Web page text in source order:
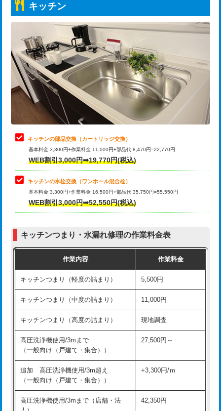
給水管工事※（ホール加工)
給水管工事※（バンド止め) 3,300円
給水管工事※（支持金具設置) 5,500円
給水管工事※（保温材使用（バンド止
め込み）)
5,500円
給水管工事※（土の掘削・埋め戻し作
11,000円
給水管工事※（塩ビ管（VP・HI）使
用/3ｍまで)
給水管工事※（塩ビ管（VP・HI）使
用（追加）/3ｍ超え)
給水管工事※（ライニング鋼管・銅
管・ポリ管・HT管使用/3ｍまで)
44,000円
管・ポリ管・HT管使用/3ｍ超え)
排水管工事（土の掘削・埋め戻し作
11,000円~
排水管工事（排水管工事/3ｍまで） 55,000円
排水管工事（追加 排水管工事/3ｍ超
+11,000円
マス交換（深さ50㎝未満）
マス交換（深さ50㎝以上） 66,000円
コンクリート斫り（厚さ10㎝まで）
トーラー機使用/3mまで
追加トーラー機使用/3m超え +3,300円
カメラ調査 33,000円
桝清掃 8,800円
止水・漏水調査・防水処理・清掃・修
理・調整・分解・加工など（軽作業）
11,000円
止水・漏水調査・防水処理・清掃・修
理・調整・分解・加工など（中作業）
22,000円
止水・漏水調査・防水処理・清掃・修
理・調整・分解・加工など（重作業）
33,000円
お風呂タンク脱着
その他部品の脱着
式・ワンホール）)
交換・取付(排水栓・排水トラップ
22,000円+材料費
持込商品取付（単水栓）
持込商品取付（混合水栓） 16,500円
キッチン
キッチンの部品交換（カートリッジ交換）
基本料金 3,300円+作業料金 11,000円+部品代 8,470円=22,770円
WEB割引3,000円➡19,770円(税込)
キッチンの水栓交換（ワンホール混合栓）
基本料金 3,300円+作業料金 16,500円+部品代 35,750円=55,550円
WEB割引3,000円➡52,550円(税込)
キッチンつまり・水漏れ修理の作業料金表
作業内容 作業料金
キッチンつまり（軽度の詰まり） 5,500円
キッチンつまり（中度の詰まり） 11,000円
キッチンつまり（高度の詰まり） 現地調査
高圧洗浄機使用/3mまで
（一般向け（戸建て・集合））
27,500円～
追加 高圧洗浄機使用/3m超え
（一般向け（戸建て・集合））
+3,300円/ｍ
高圧洗浄機使用/3mまで（店舗・法
42,350円